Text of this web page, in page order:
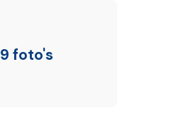
9 foto's